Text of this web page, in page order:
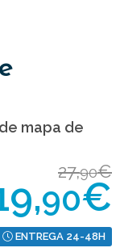
mapa de
27,90€
90€
ENTREGA 24-48H